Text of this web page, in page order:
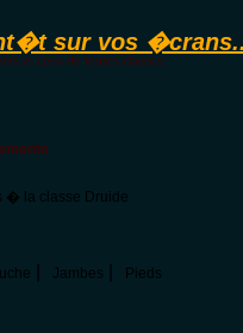
et ceux de toutes classes.
.
la classe Druide
Jambes Pieds
sur vos